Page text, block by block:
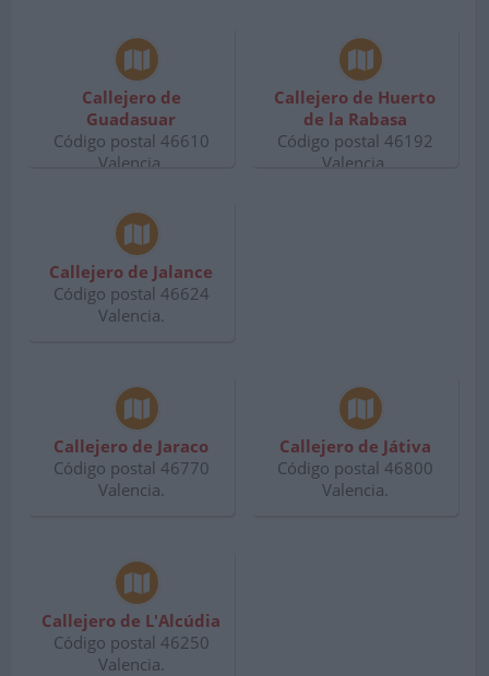
Callejero de
Guadasuar
Código postal 46610
Valencia.
Callejero de Huerto
de la Rabasa
Código postal 46192
Valencia.
Callejero de Jalance
Código postal 46624
Valencia.
Callejero de Jaraco
Código postal 46770
Valencia.
Callejero de Játiva
Código postal 46800
Valencia.
Callejero de L'Alcúdia
Código postal 46250
Valencia.